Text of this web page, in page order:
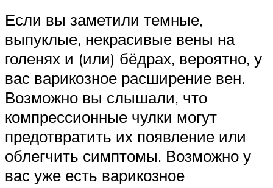
Если вы заметили темные,
выпуклые, некрасивые вены на
голенях и (или) бёдрах, вероятно, у
вас варикозное расширение вен.
Возможно вы слышали, что
компрессионные чулки могут
предотвратить их появление или
облегчить симптомы. Возможно у
вас уже есть варикозное